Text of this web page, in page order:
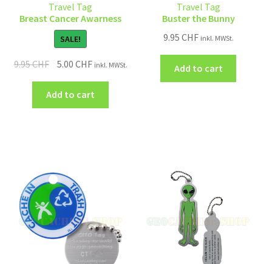
Travel Tag
Breast Cancer Awarness
SALE!
9.95CHF 5.00 CHF inkl. MWSt.
Add to cart
Travel Tag
Buster the Bunny
9.95 CHF inkl. MWSt.
Add to cart